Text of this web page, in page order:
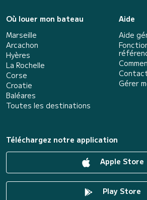
Où louer mon bateau
Marseille
Arcachon
Hyères
La Rochelle
Corse
Croatie
Baléares
Toutes les destinations
Aide
Aide
Gérer
Téléchargez notre application
Apple Store
Play Store